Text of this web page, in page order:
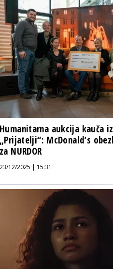
Humanitarna aukcija kauča
„Prijatelji“: McDonald’s
za NURDOR
23/12/2025 | 15:31